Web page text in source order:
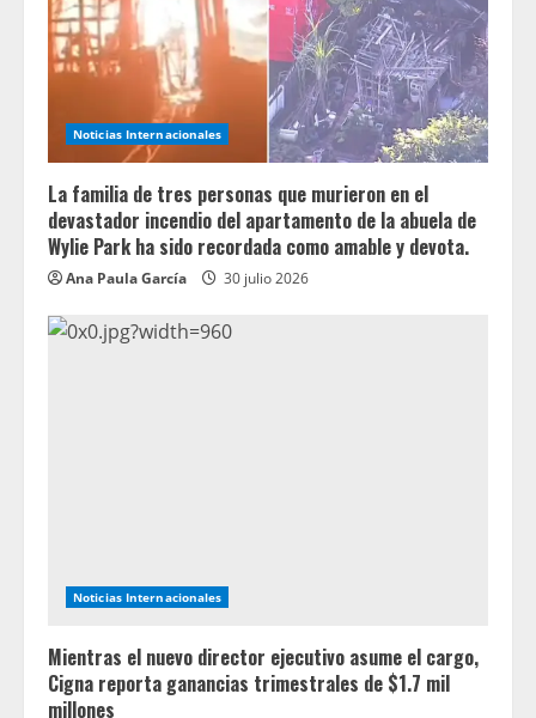
Noticias Internacionales
La familia de tres personas que murieron en el
devastador incendio del apartamento de la abuela de
Wylie Park ha sido recordada como amable y devota.
Ana Paula García 30 julio 2026
Noticias Internacionales
Mientras el nuevo director ejecutivo asume el cargo,
Cigna reporta ganancias trimestrales de $1.7 mil
millones